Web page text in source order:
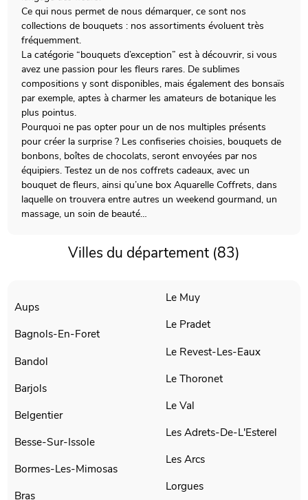
Ce qui nous permet de nous démarquer, ce sont nos
collections de bouquets : nos assortiments évoluent très
fréquemment.
La catégorie “bouquets d’exception” est à découvrir, si vous
avez une passion pour les fleurs rares. De sublimes
compositions y sont disponibles, mais également des bonsaïs
par exemple, aptes à charmer les amateurs de botanique les
plus pointus.
Pourquoi ne pas opter pour un de nos multiples présents
pour créer la surprise ? Les confiseries choisies, bouquets de
bonbons, boîtes de chocolats, seront envoyées par nos
équipiers. Testez un de nos coffrets cadeaux, avec un
bouquet de fleurs, ainsi qu’une box Aquarelle Coffrets, dans
laquelle on trouvera entre autres un weekend gourmand, un
massage, un soin de beauté…
Villes du département (83)
Aups
Bagnols-En-Foret
Bandol
Barjols
Belgentier
Besse-Sur-Issole
Bormes-Les-Mimosas
Bras
Le Muy
Le Pradet
Le Revest-Les-Eaux
Le Thoronet
Le Val
Les Adrets-De-L'Esterel
Les Arcs
Lorgues